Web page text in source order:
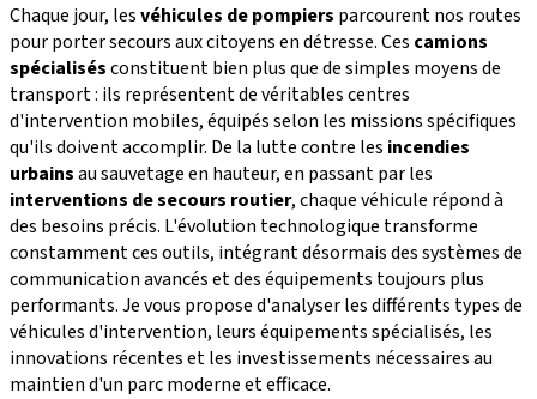
Chaque jour, lesvéhicules de pompiers parcourent nos routes
pour porter secours aux citoyens en détresse. Ces camions
spécialisésconstituent bien plus que de simples moyens de
transport : ils représentent de véritables centres
d'intervention mobiles, équipés selon les missions spécifiques
qu'ils doivent accomplir. De la lutte contre les incendies
urbainsau sauvetage en hauteur, en passant par les
interventions de secours routier, chaque véhicule répond à
des besoins précis. L'évolution technologique transforme
constamment ces outils, intégrant désormais des systèmes de
communication avancés et des équipements toujours plus
performants. Je vous propose d'analyser les différents types de
véhicules d'intervention, leurs équipements spécialisés, les
innovations récentes et les investissements nécessaires au
maintien d'un parc moderne et efficace.